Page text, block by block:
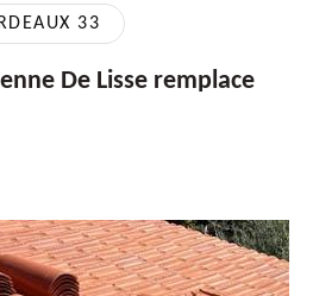
33
De Lisse remplace